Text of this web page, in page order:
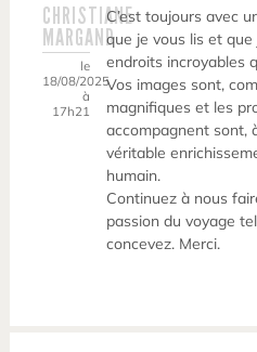
CHRISTIANE
MARGAND
le
18/08/2025
à
17h21
C’est toujours avec
que je vous lis et
endroits incroyables
Vos images sont,
magnifiques et les
accompagnent sont,
véritable
humain.
Continuez à nous
passion du voyage
concevez. Merci.